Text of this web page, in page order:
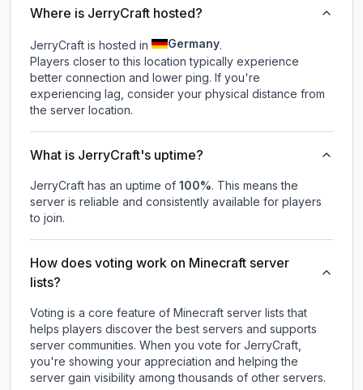
Where is JerryCraft hosted?
JerryCraft is hosted in Germany.
Players closer to this location typically experience
better connection and lower ping. If you're
experiencing lag, consider your physical distance from
the server location.
What is JerryCraft's uptime?
JerryCraft has an uptime of 100%. This means the
server is reliable and consistently available for players
to join.
How does voting work on Minecraft server
lists?
Voting is a core feature of Minecraft server lists that
helps players discover the best servers and supports
server communities. When you vote for JerryCraft,
you're showing your appreciation and helping the
server gain visibility among thousands of other servers.